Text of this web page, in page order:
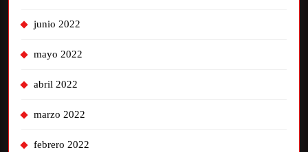
junio 2022
mayo 2022
abril 2022
marzo 2022
febrero 2022